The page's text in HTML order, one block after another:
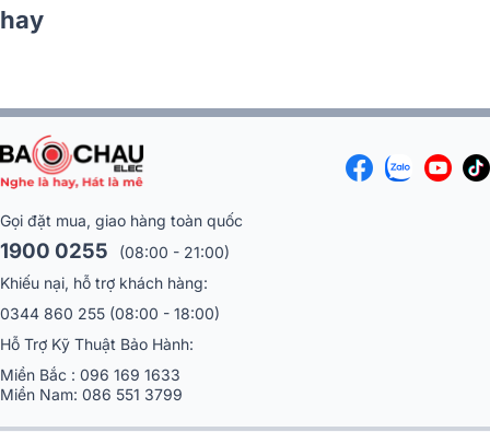
1900 0255
Miền Nam:086 551 3799